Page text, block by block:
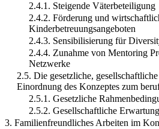
2.4.1. Steigende Väterbeteiligung
2.4.2. Förderung und
Kinderbetreuungsangeboten
2.4.3. Sensibilisierung für
2.4.4. Zunahme von Mentoring
Netzwerke
2.5. Die gesetzliche,
Einordnung des Konzeptes zum
2.5.1. Gesetzliche
2.5.2. Gesellschaftliche
3. Familienfreundliches Arbeiten im